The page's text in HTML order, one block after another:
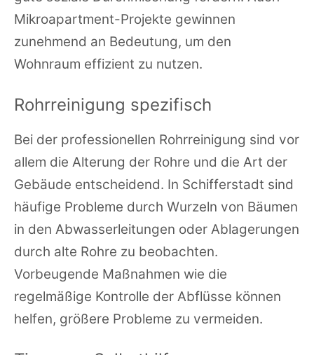
Mikroapartment-Projekte gewinnen
zunehmend an Bedeutung, um den
Wohnraum effizient zu nutzen.
Rohrreinigung spezifisch
Bei der professionellen Rohrreinigung sind vor
allem die Alterung der Rohre und die Art der
Gebäude entscheidend. In Schifferstadt sind
häufige Probleme durch Wurzeln von Bäumen
in den Abwasserleitungen oder Ablagerungen
durch alte Rohre zu beobachten.
Vorbeugende Maßnahmen wie die
regelmäßige Kontrolle der Abflüsse können
helfen, größere Probleme zu vermeiden.